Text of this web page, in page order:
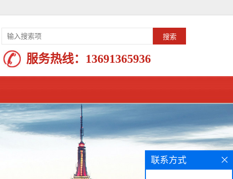
服务热线： 13691365936
联系方式